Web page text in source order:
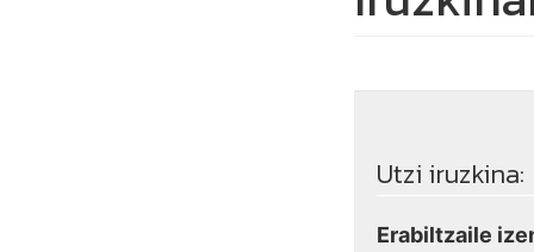
Utzi iruzkina:
Erabiltzaile